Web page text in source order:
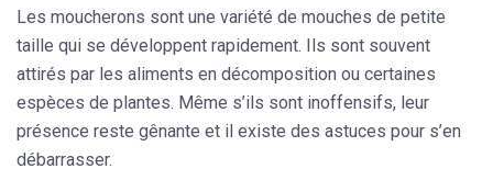
Les moucherons sont une variété de mouches de petite
taille qui se développent rapidement. Ils sont souvent
attirés par les aliments en décomposition ou certaines
espèces de plantes. Même s’ils sont inoffensifs, leur
présence reste gênante et il existe des astuces pour s’en
débarrasser.